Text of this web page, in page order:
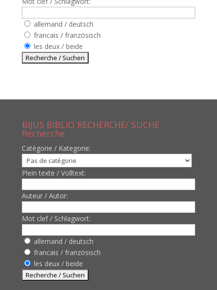
allemand / deutsch
francais / französisch
les deux / beide
BIJUS BIBLIO RECHERCHE/ SUCHE
Recherche
Catègorie / Kategorie:
Plein texte / Volltext:
Auteur / Autor:
Mot clef / Schlagwort:
allemand / deutsch
francais / französisch
les deux / beide